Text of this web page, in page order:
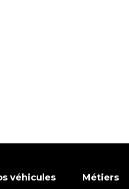
véhicules Métiers